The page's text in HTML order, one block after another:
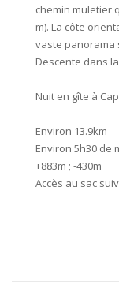
chemin muletier
m). La côte
vaste panorama
Descente dans
Nuit en gîte à
Environ 13.9km
Environ 5h30 de
+883m ; -430m
Accès au sac